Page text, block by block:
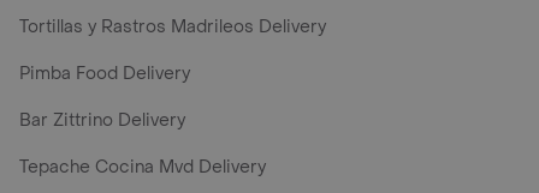
Tortillas y Rastros Madrileos Delivery
Pimba Food Delivery
Bar Zittrino Delivery
Tepache Cocina Mvd Delivery